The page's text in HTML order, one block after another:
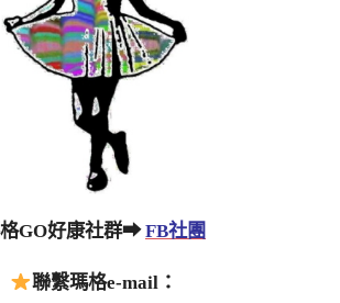
GO好康社群➡FB社團
聯繫瑪格e-mail：